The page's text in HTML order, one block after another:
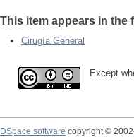
This item appears in the
Cirugía General
Except
DSpace software copyright ©